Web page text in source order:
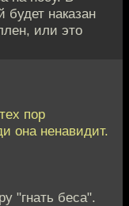
наказан
или это
пор
она ненавидит.
"гнать беса".